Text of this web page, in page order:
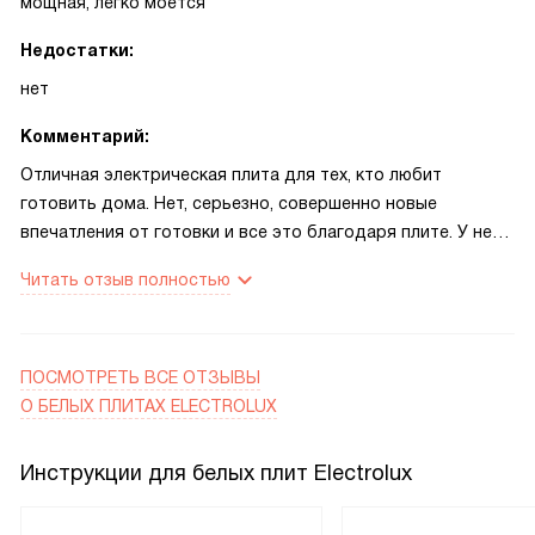
поверхности.
Недостатки:
нет
Комментарий:
Отличная электрическая плита для тех, кто любит
готовить дома. Нет, серьезно, совершенно новые
впечатления от готовки и все это благодаря плите. У нее
нагревается быстро, действительно быстро. То есть если
нагреется настолько быстро, что разницы почти нет. Ну,
палка о двух концах, конечно, нужно помешивать, чтобы
полной мере поняла зачем нужны разные мощности у
конфорок – разница между единичкой и тройкой
Читать отзыв полностью
ПОСМОТРЕТЬ ВСЕ ОТЗЫВЫ
О БЕЛЫХ ПЛИТАХ ELECTROLUX
Инструкции для белых плит Electrolux